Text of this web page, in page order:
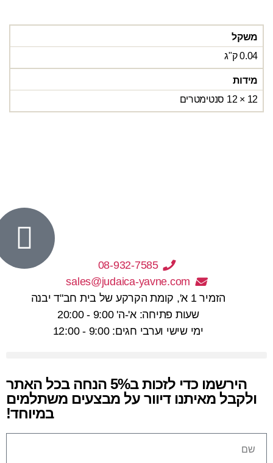
משקל
0.04 ק"ג
מידות
12 × 12 סנטימטרים
08-932-7585
sales@judaica-yavne.com
הזמיר 1 א', קומת הקרקע של בית חב"ד יבנה
שעות פתיחה: א'-ה' 9:00 - 20:00
ימי שישי וערבי חגים: 9:00 - 12:00
הירשמו כדי לזכותב5% הנחה
בכל האתר
ולקבל מאיתנו דיוור על מבצעים משתלמים
במיוחד!